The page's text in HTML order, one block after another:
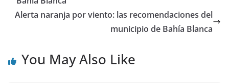
Alerta naranja por viento: las recomendaciones del
municipio de Bahía Blanca
You May Also Like